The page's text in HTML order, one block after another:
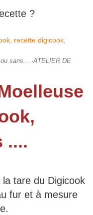
?
sans... -ATELIER DE
....
tare du Digicook
fur et à mesure